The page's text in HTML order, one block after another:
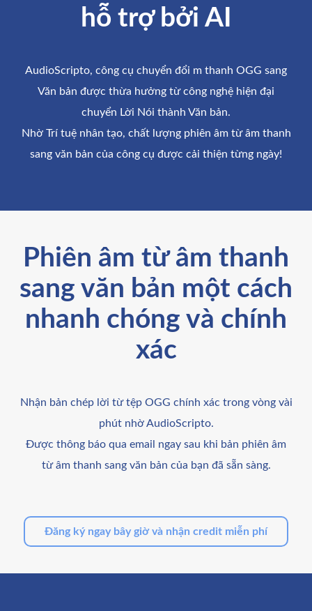
hỗ trợ bởi AI
AudioScripto, công cụ chuyển đổi m thanh OGG sang
Văn bản được thừa hưởng từ công nghệ hiện đại
chuyển Lời Nói thành Văn bản.
Nhờ Trí tuệ nhân tạo, chất lượng phiên âm từ âm thanh
sang văn bản của công cụ được cải thiện từng ngày!
Phiên âm từ âm thanh
sang văn bản một cách
nhanh chóng và chính
xác
Nhận bản chép lời từ tệp OGG chính xác trong vòng vài
phút nhờ AudioScripto.
Được thông báo qua email ngay sau khi bản phiên âm
từ âm thanh sang văn bản của bạn đã sẵn sàng.
Đăng ký ngay bây giờ và nhận credit miễn phí